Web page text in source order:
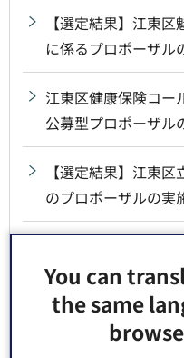
You can
the same
【選定結果】江東
に係るプロポーザル
江東区健康保険コー
公募型プロポーザル
【選定結果】江東
のプロポーザルの実
業務委託に係る公開
ついて
【選定結果】江東